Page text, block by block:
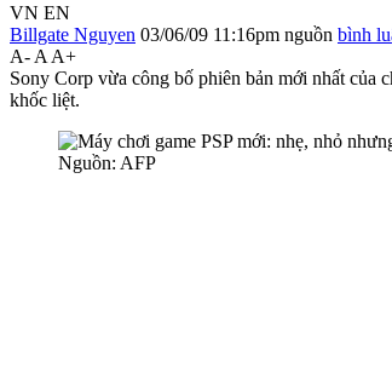
VN EN
Billgate Nguyen 03/06/09 11:16pm nguồn bình
A- A A+
Sony Corp vừa công bố phiên bản mới nhất của
khốc liệt.
Nguồn: AFP